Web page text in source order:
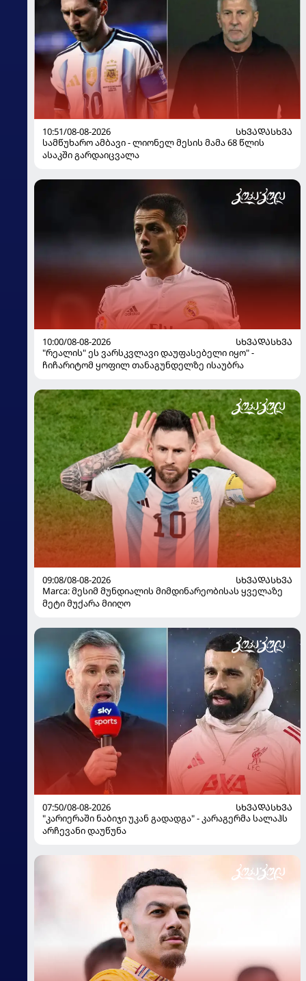
10:51/08-08-2026
ᲡᲮᲕᲐᲓᲐᲡᲮᲕᲐ
სამწუხარო ამბავი - ლიონელ მესის მამა 68 წლის
ასაკში გარდაიცვალა
10:00/08-08-2026
ᲡᲮᲕᲐᲓᲐᲡᲮᲕᲐ
"რეალის" ეს ვარსკვლავი დაუფასებელი იყო" -
ჩიჩარიტომ ყოფილ თანაგუნდელზე ისაუბრა
09:08/08-08-2026
ᲡᲮᲕᲐᲓᲐᲡᲮᲕᲐ
Marca: მესიმ მუნდიალის მიმდინარეობისას ყველაზე
მეტი მუქარა მიიღო
07:50/08-08-2026
ᲡᲮᲕᲐᲓᲐᲡᲮᲕᲐ
"კარიერაში ნაბიჯი უკან გადადგა" - კარაგერმა სალაჰს
არჩევანი დაუწუნა